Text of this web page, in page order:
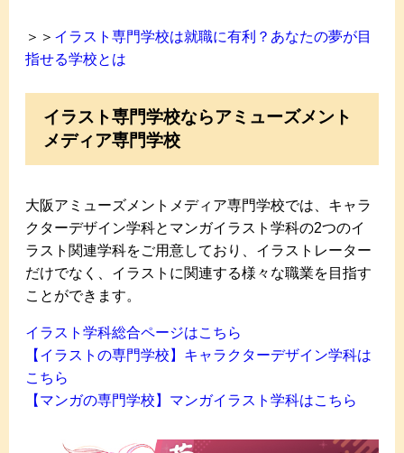
＞＞ イラスト専門学校は就職に有利？あなたの夢が目
指せる学校とは
イラスト専門学校ならアミューズメント
メディア専門学校
大阪アミューズメントメディア専門学校では、キャラ
クターデザイン学科とマンガイラスト学科の2つのイ
ラスト関連学科をご用意しており、イラストレーター
だけでなく、イラストに関連する様々な職業を目指す
ことができます。
イラスト学科総合ページはこちら
【イラストの専門学校】キャラクターデザイン学科は
こちら
​【マンガの専門学校】マンガイラスト学科はこちら​